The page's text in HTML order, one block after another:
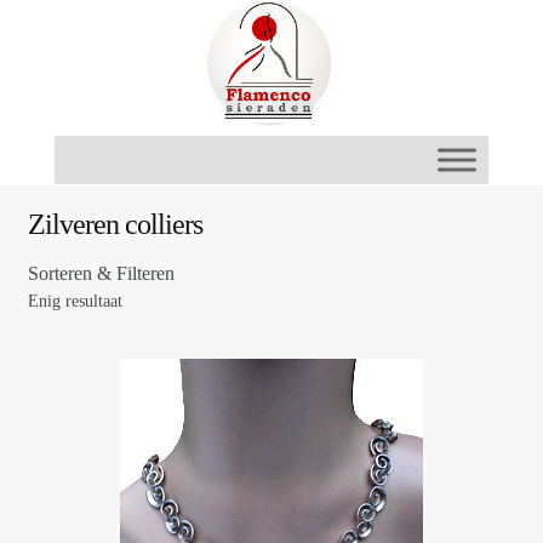
Zilveren colliers
Sorteren & Filteren
Enig resultaat